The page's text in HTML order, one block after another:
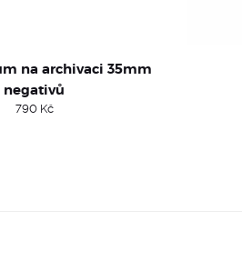
na archivaci 35mm
negativů
790 Kč